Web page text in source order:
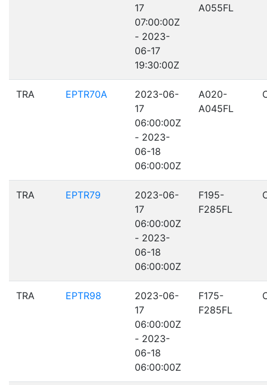
17
07:00:00Z
- 2023-
06-17
19:30:00Z
A055FL
TRA EPTR70A
2023-06-
17
06:00:00Z
- 2023-
06-18
06:00:00Z
A020-
A045FL
TRA EPTR79
2023-06-
17
06:00:00Z
- 2023-
06-18
06:00:00Z
F195-
F285FL
TRA EPTR98
2023-06-
17
06:00:00Z
- 2023-
06-18
06:00:00Z
F175-
F285FL